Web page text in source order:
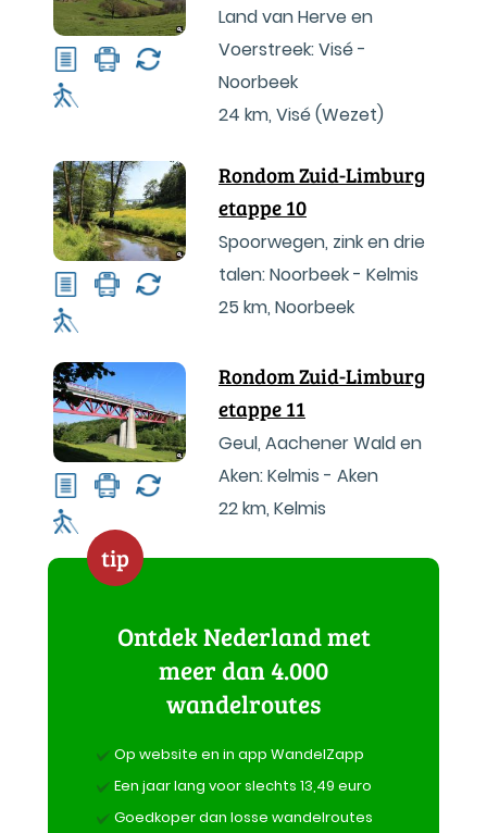
Land van Herve en
Voerstreek: Visé -
Noorbeek
24 km, Visé (Wezet)
Rondom Zuid-Limburg
etappe 10
Spoorwegen, zink en drie
talen: Noorbeek - Kelmis
25 km, Noorbeek
Rondom Zuid-Limburg
etappe 11
Geul, Aachener Wald en
Aken: Kelmis - Aken
22 km, Kelmis
tip
Ontdek Nederland met
meer dan 4.000
wandelroutes
Op website en in app WandelZapp
Een jaar lang voor slechts 13,49 euro
Goedkoper dan losse wandelroutes